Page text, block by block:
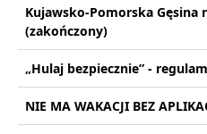
Kujawsko-Pomorska Gęsina
(zakończony)
„Hulaj bezpiecznie” -
NIE MA WAKACJI BEZ